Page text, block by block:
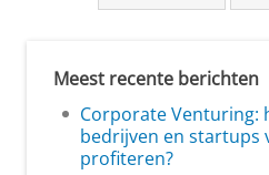
Meest recente berichten
Corporate Venturing:
bedrijven en startups
profiteren?